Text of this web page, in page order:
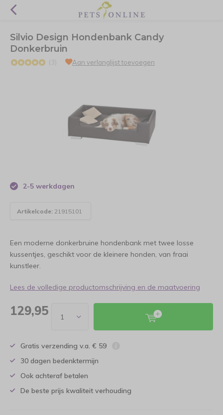
Silvio Design Hondenbank Candy
Donkerbruin
(3) Aan verlanglijst toevoegen
2-5 werkdagen
Artikelcode: 21915101
Een moderne donkerbruine hondenbank met twee losse
kussentjes, geschikt voor de kleinere honden, van fraai
kunstleer.
Lees de volledige productomschrijving en de maatvoering
129,95
Gratis verzending v.a. € 59
30 dagen bedenktermijn
Ook achteraf betalen
De beste prijs kwaliteit verhouding